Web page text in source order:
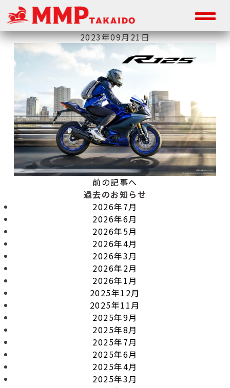
2023年09月21日
前の記事へ
過去のお知らせ
2026年7月
2026年6月
2026年5月
2026年4月
2026年3月
2026年2月
2026年1月
2025年12月
2025年11月
2025年9月
2025年8月
2025年7月
2025年6月
2025年4月
2025年3月